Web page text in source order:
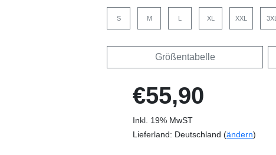
S M L XL XXL 3XL
Größentabelle
€55,90
Inkl. 19% MwST
Lieferland: Deutschland (ändern)